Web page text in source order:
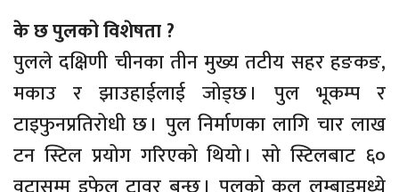
के छ पुलको विशेषता ?
पुलले दक्षिणी चीनका तीन मुख्य तटीय सहर हङकङ,
मकाउ र झाउहाईलाई जोड्छ । पुल भूकम्प र
टाइफुनप्रतिरोधी छ । पुल निर्माणका लागि चार लाख
टन स्टिल प्रयोग गरिएको थियो । सो स्टिलबाट ६०